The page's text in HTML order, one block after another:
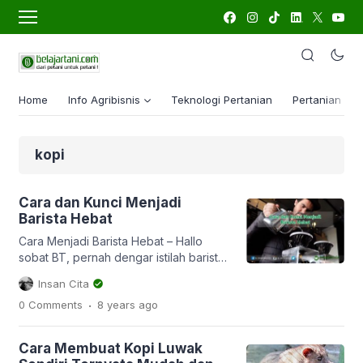
Home Info Agribisnis Teknologi Pertanian Pertanian
kopi
Cara dan Kunci Menjadi
Barista Hebat
Cara Menjadi Barista Hebat – Hallo
sobat BT, pernah dengar istilah barista?
Ya mungkin bagi sebagian anda tidak
lah asing dengan istilah ini. Ya kali ini
kita akan bahas sedikit tentang salah
kopi semakin menjamur saja. Masing-
Insan Cita
0 Comments . 8 years ago
Cara Membuat Kopi Luwak